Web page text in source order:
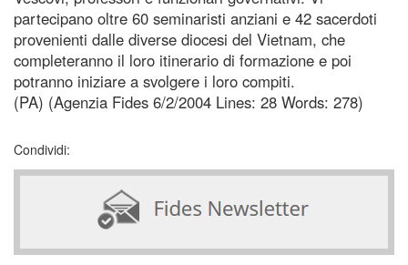
partecipano oltre 60 seminaristi anziani e 42 sacerdoti
provenienti dalle diverse diocesi del Vietnam, che
completeranno il loro itinerario di formazione e poi
potranno iniziare a svolgere i loro compiti.
(PA) (Agenzia Fides 6/2/2004 Lines: 28 Words: 278)
Condividi: